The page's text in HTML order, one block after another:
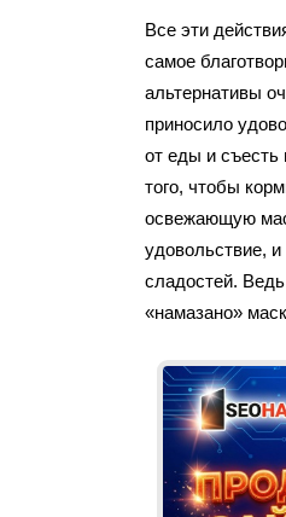
Все эти
самое
альтернативы
приносило
от еды и съесть
того, чтобы
освежающую
удовольствие, и
сладостей.
«намазано»